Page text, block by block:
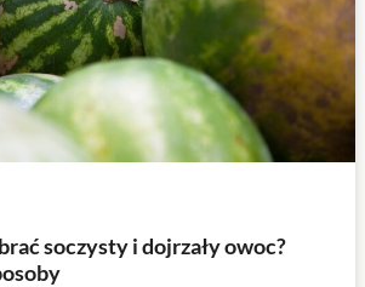
soczysty i dojrzały owoc?